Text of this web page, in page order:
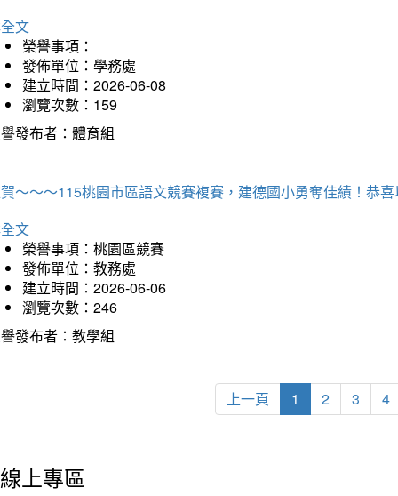
文
榮譽事項：
發佈單位：學務處
建立時間：2026-06-08
瀏覽次數：159
發布者：體育組
～～～115桃園市區語文競賽複賽，建德國小勇奪佳績！恭
文
榮譽事項：桃園區競賽
發佈單位：教務處
建立時間：2026-06-06
瀏覽次數：246
發布者：教學組
上一頁 1 2 3 4
線上專區